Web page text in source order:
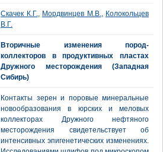
Скачек К.Г., Мордвинцев М.В., Колокольцев
В.Г.
Вторичные изменения пород-
коллекторов в продуктивных пластах
Дружного месторождения (Западная
Сибирь)
Контакты зерен и поровые минеральные
новообразования в юрских и меловых
коллекторах Дружного нефтяного
месторождения свидетельствует об
интенсивных эпигенетических изменениях.